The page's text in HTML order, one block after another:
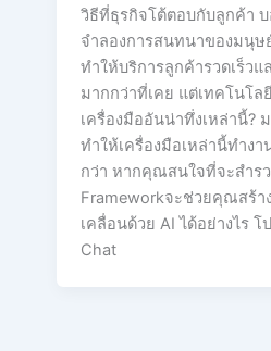
วิธีที่ธุรกิจโต้ตอบกับลูกค้า
จำลองการสนทนาของมนุ
ทำให้บริการลูกค้ารวดเร็ว
มากกว่าที่เคย แต่เทคโนโล
เครื่องมืออันน่าทึ่งเหล่านี้?
ทำให้เครื่องมือเหล่านี้ทำง
กว่า หากคุณสนใจที่จะสำร
Frameworkจะช่วยคุณสร้
เคลื่อนด้วย AI ได้อย่างไร
Chat